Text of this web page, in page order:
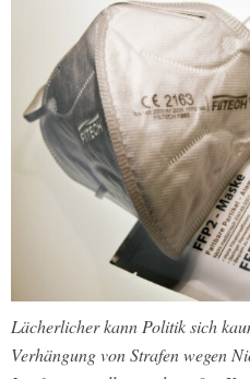
Lächerlicher kann Politik sich
Verhängung von Strafen wegen